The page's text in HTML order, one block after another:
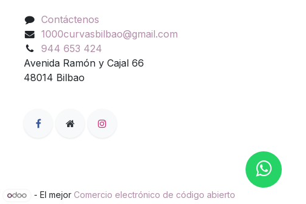
Contáctenos
1000curvasbilbao@gmail.com
944 653 424
Avenida Ramón y Cajal 66
48014 Bilbao
- El mejor Comercio electrónico de código abierto